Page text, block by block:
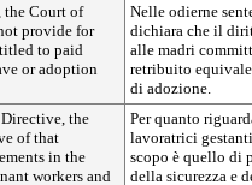
the Court of
provide for
to paid
or adoption
Nelle odierne
dichiara che il
alle madri
retribuito
di adozione.
Directive, the
of that
in the
workers and
Per quanto
lavoratrici
scopo è quello di
della sicurezza e